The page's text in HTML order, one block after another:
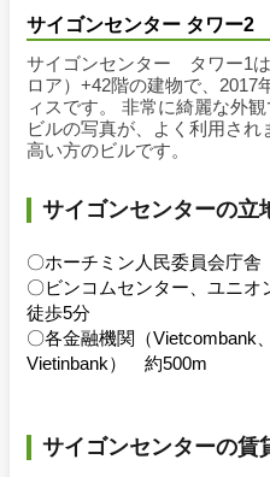
サイゴンセンター タワー2
サイゴンセンター タワー1
ロア）+42階の建物で、2017
ィスです。 非常に綺麗な外
ビルの写真が、よく利用さ
高い方のビルです。
サイゴンセンターの立
〇ホーチミン人民委員会庁
〇ビンコムセンター、ユニ
徒歩5分
〇各金融機関（Vietcombank
Vietinbank） 約500m
サイゴンセンターの賃